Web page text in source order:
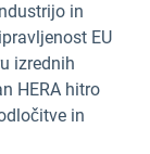
in
EU
izrednih
HERA hitro
in